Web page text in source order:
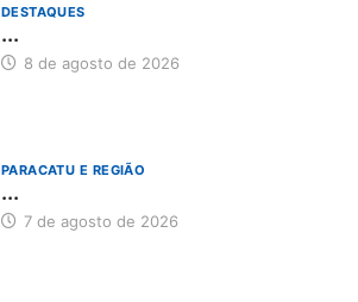
DESTAQUES
...
8 de agosto de 2026
PARACATU E REGIÃO
...
7 de agosto de 2026